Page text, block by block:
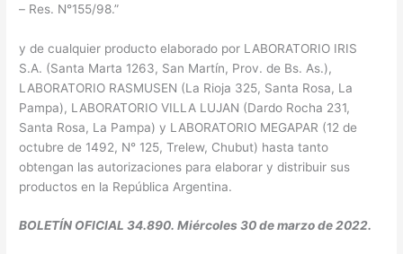
– Res. N°155/98.”
y de cualquier producto elaborado por LABORATORIO IRIS
S.A. (Santa Marta 1263, San Martín, Prov. de Bs. As.),
LABORATORIO RASMUSEN (La Rioja 325, Santa Rosa, La
Pampa), LABORATORIO VILLA LUJAN (Dardo Rocha 231,
Santa Rosa, La Pampa) y LABORATORIO MEGAPAR (12 de
octubre de 1492, N° 125, Trelew, Chubut) hasta tanto
obtengan las autorizaciones para elaborar y distribuir sus
productos en la República Argentina.
BOLETÍN OFICIAL 34.890. Miércoles 30 de marzo de 2022.